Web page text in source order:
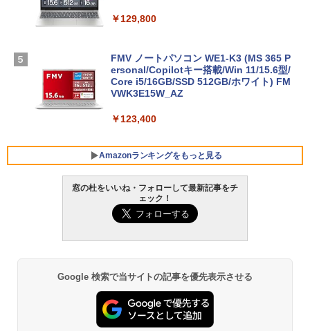
￥129,800
FMV ノートパソコン WE1-K3 (MS 365 P
ersonal/Copilotキー搭載/Win 11/15.6型/
Core i5/16GB/SSD 512GB/ホワイト) FM
VWK3E15W_AZ
￥123,400
Amazonランキングをもっと見る
Robloxギフトカード - 800 Robux 【限
定バーチャルアイテムを含む】 【オンラ
￥1,300
Microsoft Office Home & Business 202
4(最新 永続版)|オンラインコード版|Wind
生成AIパスポート公式テキスト 第４版
AIイラスト表現辞典: 思い通りの絵を引き
出す プロンプトの言葉 AI画像生成シリー
ズ (はぴーイラストLabo)
Amazon Kindle Paperwhite (16GB) 7イ
ンチディスプレイ、色調調節ライト、12
￥27,980
Amazon Kindle - 目に優しい、かさばら
ない、大きな画面で読みやすい、6週間持
窓の杜をいいね・フォローして最新記事をチ
ェック！
Google 検索で当サイトの記事を優先表示させる